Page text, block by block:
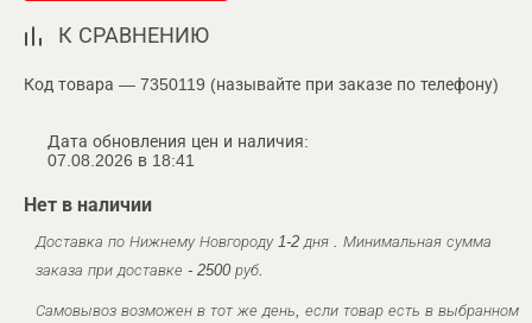
К СРАВНЕНИЮ
Код товара — 7350119 (называйте при заказе по телефону)
Дата обновления цен и наличия:
07.08.2026 в 18:41
Нет в наличии
Доставка по Нижнему Новгороду 1-2 дня . Минимальная сумма
заказа при доставке - 2500 руб.
Самовывоз возможен в тот же день, если товар есть в выбранном